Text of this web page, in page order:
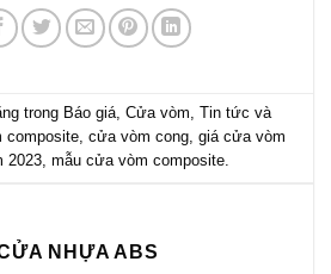
trong Báo giá Cửa vòm Tin tức và
composite cửa vòm cong giá cửa vòm
2023 mẫu cửa vòm composite
NHỰA ABS